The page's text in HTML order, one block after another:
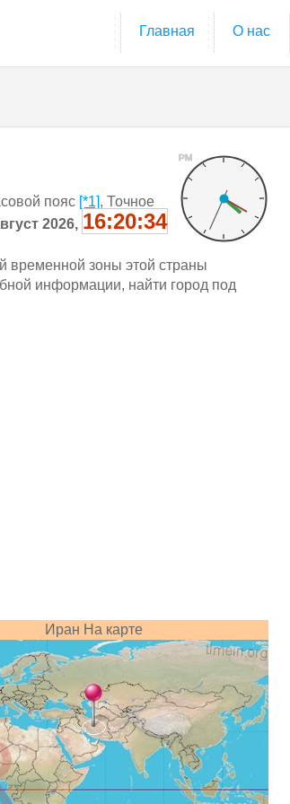
Главная О нас
PM
пояс [*1], Точное
2026, 16:20:35
временной зоны этой страны
информации, найти город под
Иран На карте